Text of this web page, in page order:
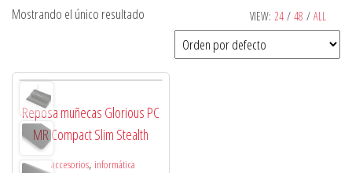
VIEW: 24 / 48 / ALL
Mostrando el único resultado
Reposa muñecas Glorious PC
MR Compact Slim Stealth
accesorios, informática